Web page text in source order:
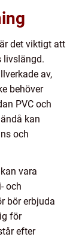
det viktigt att
livslängd.
av,
behöver
PVC och
kan
och
vara
och
bör erbjuda
för
efter